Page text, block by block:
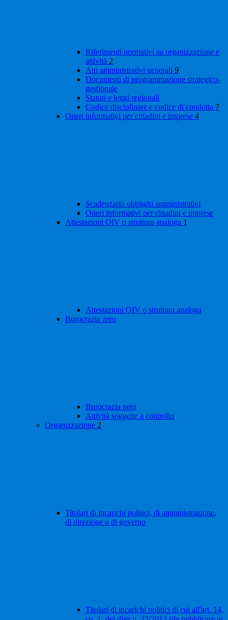
Riferimenti normativi su organizzazione e
attività 2
Atti amministrativi generali 9
Documenti di programmazione strategico-
gestionale
Statuti e leggi regionali
Codice disciplinare e codice di condotta 7
Oneri informativi per cittadini e imprese 4
Scadenzario obblighi amministrativi
Oneri informativi per cittadini e imprese
Attestazioni OIV o struttura analoga 1
Attestazioni OIV o struttura analoga
Burocrazia zero
Burocrazia zero
Attività soggette a controllo
Organizzazione 2
Titolari di incarichi politici, di amministrazione,
di direzione o di governo
Titolari di incarichi politici di cui all'art. 14,